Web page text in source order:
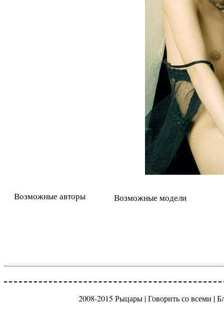
Возможные авторы Возможные модели
2008-2015 Рыцары |Говорить со всеми |